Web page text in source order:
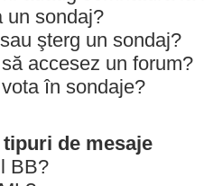
un sondaj?
şterg un sondaj?
accesez un forum?
în sondaje?
de mesaje
BB?